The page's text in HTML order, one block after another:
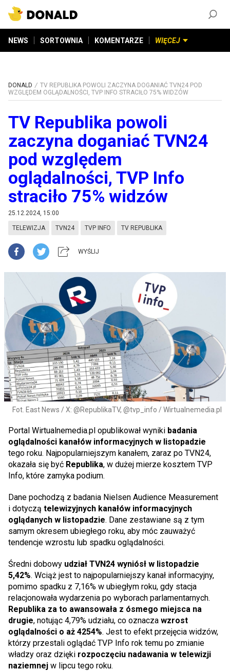
NEWS SORTOWNIA KOMENTARZE WIĘCEJ
DONALD
TV REPUBLIKA POWOLI ZACZYNA DOGANIAĆ TVN24 POD
WZGLĘDEM OGLĄDALNOŚCI, TVP INFO STRACIŁO 75% WIDZÓW
TV Republika powoli
zaczyna doganiać TVN24
pod względem
oglądalności, TVP Info
straciło 75% widzów
25.12.2024, 15:00
TELEWIZJA TVN24 TVP INFO TV REPUBLIKA
WYŚLIJ
Fot. East News / X: @RepublikaTV, @tvp_info / Wirtualnemedia.pl
Portal Wirtualnemedia.pl opublikował wyniki badania
oglądalności kanałów informacyjnych w listopadzie
tego roku. Najpopularniejszym kanałem, zaraz po TVN24,
okazała się być Republika, w dużej mierze kosztem TVP
Info, które zamyka podium.
Dane pochodzą z badania Nielsen Audience Measurement
i dotyczą telewizyjnych kanałów informacyjnych
oglądanych w listopadzie. Dane zestawiane są z tym
samym okresem ubiegłego roku, aby móc zauważyć
tendencje wzrostu lub spadku oglądalności.
Średni dobowy udział TVN24 wyniósł w listopadzie
5,42%. Wciąż jest to najpopularniejszy kanał informacyjny,
pomimo spadku z 7,16% w ubiegłym roku, gdy stacja
relacjonowała wydarzenia po wyborach parlamentarnych.
Republika za to awansowała z ósmego miejsca na
drugie, notując 4,79% udziału, co oznacza wzrost
oglądalności o aż 4254%. Jest to efekt przejęcia widzów,
którzy przestali oglądać TVP Info rok temu po zmianie
władzy oraz dzięki rozpoczęciu nadawania w telewizji
naziemnej w lipcu tego roku.